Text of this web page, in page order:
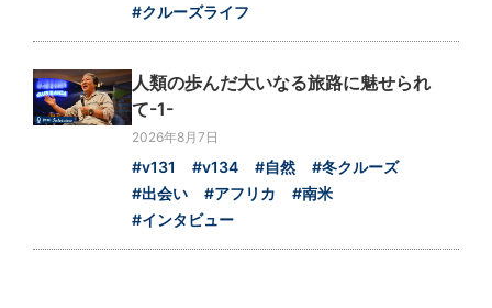
#クルーズライフ
人類の歩んだ大いなる旅路に魅せられ
て-1-
2026年8月7日
#v131 #v134 #自然
#冬クルーズ
#出会い
#アフリカ
#南米
#インタビュー